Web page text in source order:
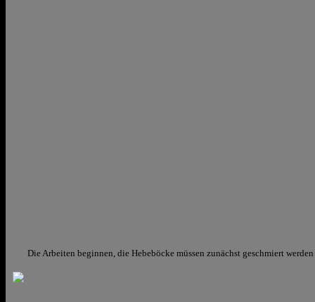
Die Arbeiten beginnen, die Hebeböcke müssen zunächst geschmiert